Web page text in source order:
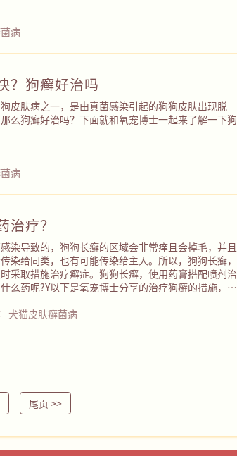
病
？狗癣好治吗
皮肤病之一，是由真菌感染引起的狗狗皮肤出现脱
么狗癣好治吗？下面就和氧宠博士一起来了解一下狗
病
治疗？
染导致的，狗狗长癣的区域会非常痒且会掉毛，并且
染给同类，也有可能传染给主人。所以，狗狗长癣，
采取措施治疗癣症。狗狗长癣，使用药膏搭配喷剂治
么药呢?Y以下是氧宠博士分享的治疗狗癣的措施，希
犬猫皮肤癣菌病
尾页 >>